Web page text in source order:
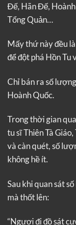
Đế, Hãn Đế,
Tổng Quản…
Mấy thứ này đều
để đột phá Hồn Tu
Chỉ bán ra số
Hoành Quốc.
Trong thời gian
tu sĩ Thiên Tà
và càn quét, số
không hề ít.
Sau khi quan sát
mà thốt lên:
“Ngươi đi đồ sát